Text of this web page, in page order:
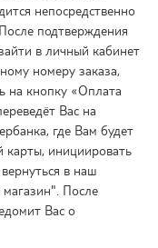
непосредственно
подтверждения
в личный кабинет
номеру заказа,
на кнопку «Оплата
Вас на
где Вам будет
карты, инициировать
в наш
После
Вас о